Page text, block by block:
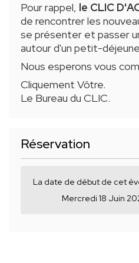
Pour rappel, le CLIC
de rencontrer les
se présenter et passer
autour d'un petit-
Nous esperons vous
Cliquement Vôtre.
Le Bureau du CLIC.
Réservation
La date de début de cet
Mercredi 18 Juin